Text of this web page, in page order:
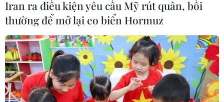
Hàn Quốc xác nhận Triều Tiên
phóng ít nhất 1 tên lửa đạn đạo tầm
ngắn
06/08/2026 09:41
Quân đội Hàn Quốc thông báo Triều
Tiên phóng vật thể chưa xác định
Iran ra điều kiện yêu cầu Mỹ rút quân, bồi
thường để mở lại eo biển Hormuz